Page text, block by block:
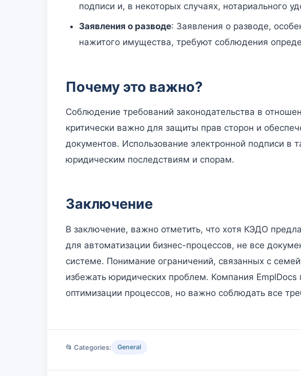
подписи и, в некоторых случаях, нотариального
Заявления о разводе: Заявления о разводе,
нажитого имущества, требуют соблюдения
Почему это важно?
Соблюдение требований законодательства в
критически важно для защиты прав сторон и
документов. Использование электронной подписи в
юридическим последствиям и спорам.
Заключение
В заключение, важно отметить, что хотя КЭДО
для автоматизации бизнес-процессов, не все
системе. Понимание ограничений, связанных с
избежать юридических проблем. Компания
оптимизации процессов, но важно соблюдать все
📂 Categories: General